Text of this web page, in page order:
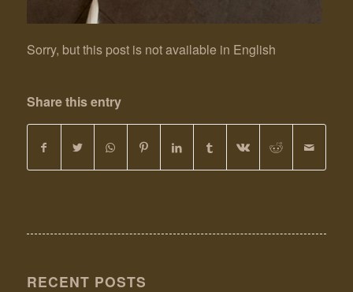
Sorry, but this post is not available in English
Share this entry
RECENT POSTS